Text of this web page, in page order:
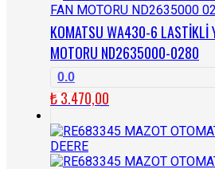
KOMATSU WA430-6 LASTİKLİ
MOTORU ND2635000-0280
0.0
₺3.470,00